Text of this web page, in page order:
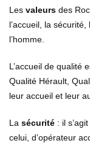
Les valeurs des
l’accueil , la
l’homme.
L’accueil de qualité
Qualité Hérault,
leur accueil et leur
La sécurité : il
celui d’opérateur